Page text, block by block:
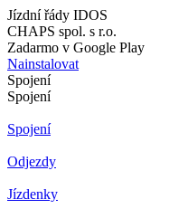
Jízdní řády IDOS
CHAPS spol. s r.o.
Zadarmo v Google Play
Nainstalovat
Spojení
Spojení
Spojení
Odjezdy
Jízdenky